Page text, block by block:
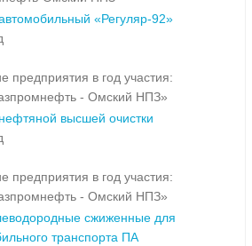
«Регуляр-92»
предприятия в год участия:
- Омский НПЗ»
высшей очистки
предприятия в год участия:
- Омский НПЗ»
сжиженные для
транспорта ПА